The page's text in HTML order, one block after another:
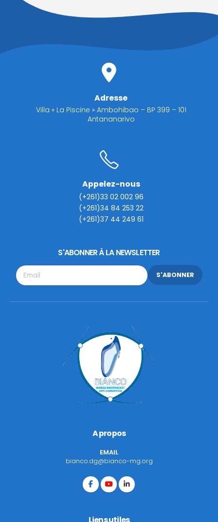
Adresse
Villa « La Piscine » Ambohibao – BP 399 – 101
Antananarivo
Appelez-nous
(+261)33 02 002 96
(+261)34 84 253 22
(+261)37 44 249 61
S'ABONNER À LA NEWSLETTER
S'ABONNER
A propos
EMAIL
bianco.dg@bianco-mg.org